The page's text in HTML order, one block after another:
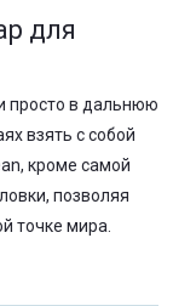
для
просто в дальнюю
взять с собой
кроме самой
позволяя
точке мира.